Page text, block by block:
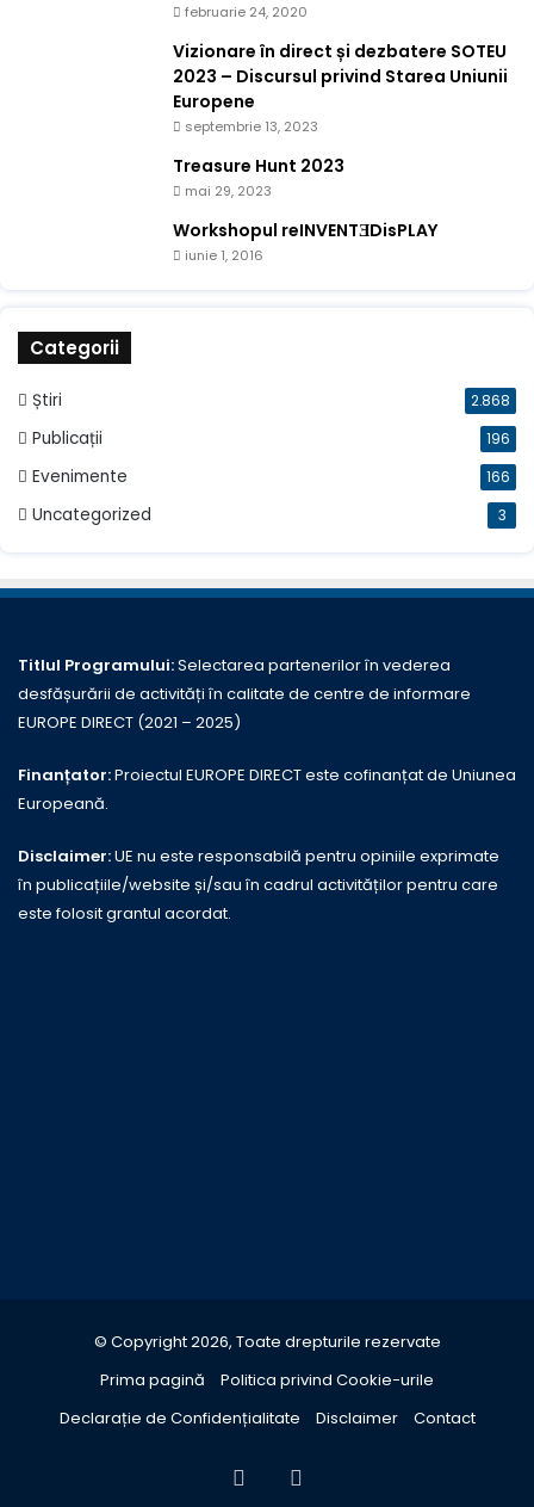
februarie 24, 2020
Vizionare în direct și dezbatere SOTEU
2023 – Discursul privind Starea Uniunii
Europene
septembrie 13, 2023
Treasure Hunt 2023
mai 29, 2023
Workshopul reINVENTƎDisPLAY
iunie 1, 2016
Categorii
Știri 2.868
Publicații 196
Evenimente 166
Uncategorized 3
Titlul Programului:Selectarea partenerilor în vederea
desfășurării de activități în calitate de centre de informare
EUROPE DIRECT (2021 – 2025)
Finanțator:Proiectul EUROPE DIRECT este cofinanțat de Uniunea
Europeană.
Disclaimer:UE nu este responsabilă pentru opiniile exprimate
în publicațiile/website și/sau în cadrul activităților pentru care
este folosit grantul acordat.
© Copyright 2026, Toate drepturile rezervate
Prima pagină
Politica privind Cookie-urile
Declarație de Confidențialitate
Disclaimer Contact
Facebook